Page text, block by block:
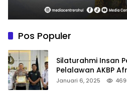
Pos Populer
Silaturahmi Insan
Pelalawan AKBP
Januari 6, 2025